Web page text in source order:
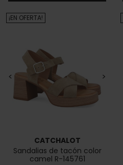
< >
CATCHALOT
Sandalias de tacón color
camel R-145761
¡EN OFERTA!